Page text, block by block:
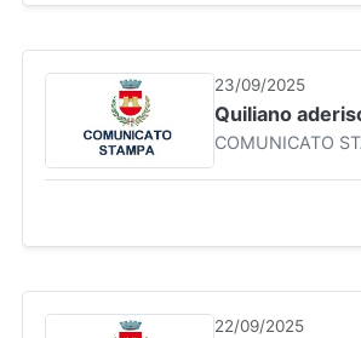
23/09/2025
Quiliano
COMUNICATO
22/09/2025